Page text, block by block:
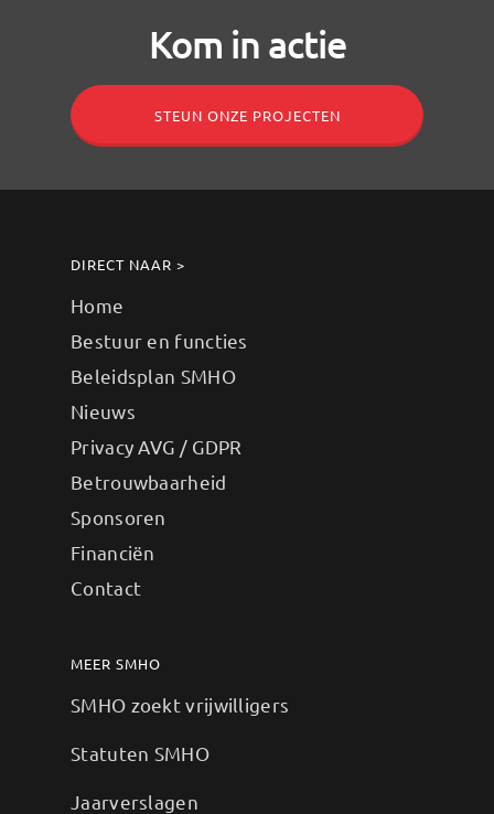
Kom in actie
STEUN ONZE PROJECTEN
DIRECT NAAR >
Home
Bestuur en functies
Beleidsplan SMHO
Nieuws
Privacy AVG / GDPR
Betrouwbaarheid
Sponsoren
Financiën
Contact
MEER SMHO
SMHO zoekt vrijwilligers
Statuten SMHO
Jaarverslagen